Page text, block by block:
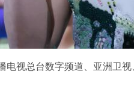
电视总台数字频道、亚洲卫